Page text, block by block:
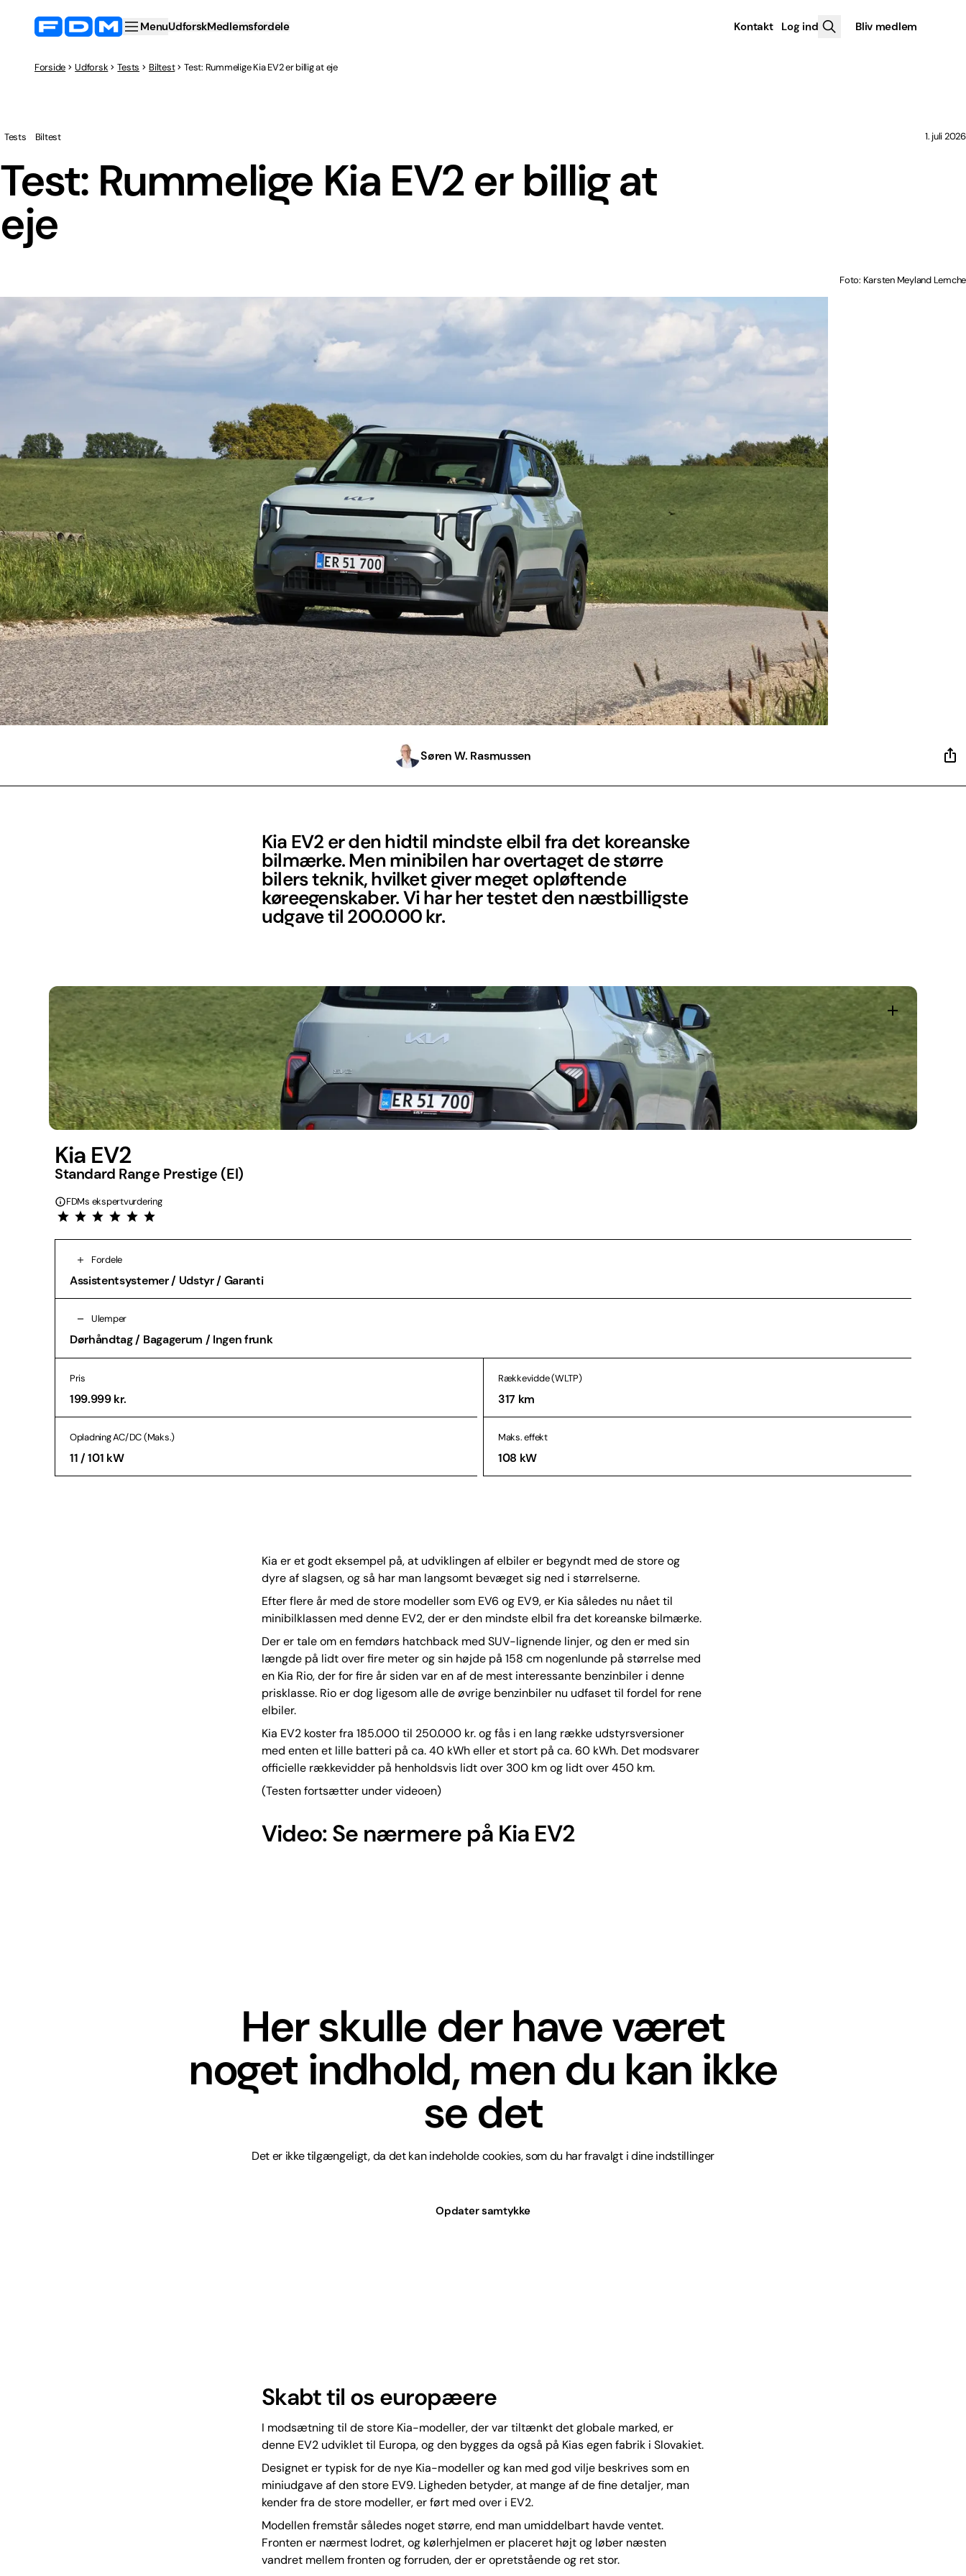
MenuUdforskMedlemsfordele Kontakt Log ind Bliv medlem
Forside Udforsk Tests Biltest Test: Rummelige Kia EV2 er billig at eje
Test: Rummelige Kia EV2 er billig at
eje
Tests Biltest 1. juli 2026
Foto: Karsten Meyland Lemche
Søren W. Rasmussen
Kia EV2 er den hidtil mindste elbil fra det koreanske
bilmærke. Men minibilen har overtaget de større
bilers teknik, hvilket giver meget opløftende
køreegenskaber. Vi har her testet den næstbilligste
udgave til 200.000 kr.
Kia EV2
Standard Range Prestige (El)
FDMs ekspertvurdering
Fordele
Assistentsystemer / Udstyr / Garanti
Ulemper
Dørhåndtag / Bagagerum / Ingen frunk
Pris
199.999 kr.
Rækkevidde (WLTP)
317 km
Opladning AC/DC (Maks.)
11 / 101 kW
Maks. effekt
108 kW
Kia er et godt eksempel på, at udviklingen af elbiler er begyndt med de store og
dyre af slagsen, og så har man langsomt bevæget sig ned i størrelserne.
Efter flere år med de store modeller som EV6 og EV9, er Kia således nu nået til
minibilklassen med denne EV2, der er den mindste elbil fra det koreanske bilmærke.
Der er tale om en femdørs hatchback med SUV-lignende linjer, og den er med sin
længde på lidt over fire meter og sin højde på 158 cm nogenlunde på størrelse med
en Kia Rio, der for fire år siden var en af de mest interessante benzinbiler i denne
prisklasse. Rio er dog ligesom alle de øvrige benzinbiler nu udfaset til fordel for rene
elbiler.
Kia EV2 koster fra 185.000 til 250.000 kr. og fås i en lang række udstyrsversioner
med enten et lille batteri på ca. 40 kWh eller et stort på ca. 60 kWh. Det modsvarer
officielle rækkevidder på henholdsvis lidt over 300 km og lidt over 450 km.
(Testen fortsætter under videoen)
Video: Se nærmere på Kia EV2
Her skulle der have været
noget indhold, men du kan ikke
se det
Det er ikke tilgængeligt, da det kan indeholde cookies, som du har fravalgt i dine indstillinger
Opdater samtykke
Skabt til os europæere
I modsætning til de store Kia-modeller, der var tiltænkt det globale marked, er
denne EV2 udviklet til Europa, og den bygges da også på Kias egen fabrik i Slovakiet.
Designet er typisk for de nye Kia-modeller og kan med god vilje beskrives som en
miniudgave af den store EV9. Ligheden betyder, at mange af de fine detaljer, man
kender fra de store modeller, er ført med over i EV2.
Modellen fremstår således noget større, end man umiddelbart havde ventet.
Fronten er nærmest lodret, og kølerhjelmen er placeret højt og løber næsten
vandret mellem fronten og forruden, der er opretstående og ret stor.